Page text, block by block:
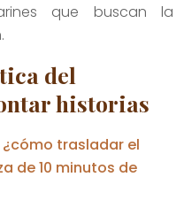
que buscan la
del
historias
trasladar el
de 10 minutos de